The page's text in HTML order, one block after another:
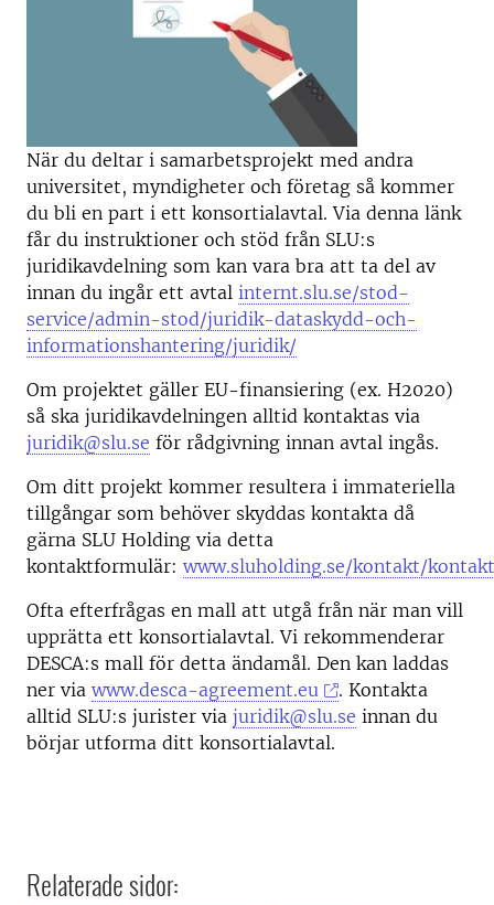
När du deltar i samarbetsprojekt med andra
universitet, myndigheter och företag så kommer
du bli en part i ett konsortialavtal. Via denna länk
får du instruktioner och stöd från SLU:s
juridikavdelning som kan vara bra att ta del av
innan du ingår ett avtal internt.slu.se/stod-
service/admin-stod/juridik-dataskydd-och-
informationshantering/juridik/
Om projektet gäller EU-finansiering (ex. H2020)
så ska juridikavdelningen alltid kontaktas via
juridik@slu.se för rådgivning innan avtal ingås.
Om ditt projekt kommer resultera i immateriella
tillgångar som behöver skyddas kontakta då
gärna SLU Holding via detta
kontaktformulär: www.sluholding.se/kontakt/
Ofta efterfrågas en mall att utgå från när man vill
upprätta ett konsortialavtal. Vi rekommenderar
DESCA:s mall för detta ändamål. Den kan laddas
ner via www.desca-agreement.eu
. Kontakta
alltid SLU:s jurister via juridik@slu.se innan du
börjar utforma ditt konsortialavtal.
Relaterade sidor: